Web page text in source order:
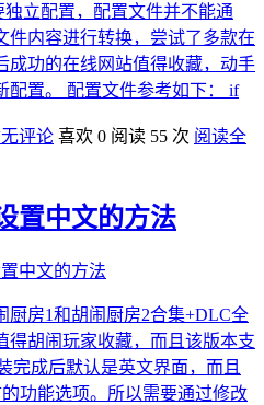
独立配置，配置文件并不能通
件内容进行转换，尝试了多款在
成功的在线网站值得收藏，动手
配置。 配置文件参考如下： if
评论 喜欢 0 阅读 55 次 阅读全
置中文的方法
厨房1和胡闹厨房2合集+DLC全
得胡闹玩家收藏，而且该版本支
完成后默认是英文界面，而且
功能选项。所以需要通过修改